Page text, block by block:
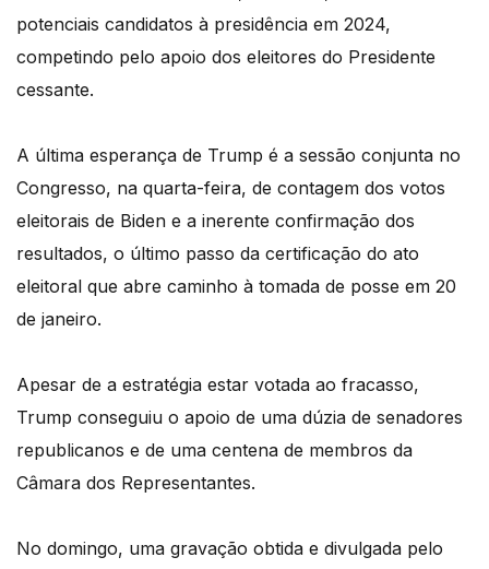
potenciais candidatos à presidência em 2024,
competindo pelo apoio dos eleitores do Presidente
cessante.
A última esperança de Trump é a sessão conjunta no
Congresso, na quarta-feira, de contagem dos votos
eleitorais de Biden e a inerente confirmação dos
resultados, o último passo da certificação do ato
eleitoral que abre caminho à tomada de posse em 20
de janeiro.
Apesar de a estratégia estar votada ao fracasso,
Trump conseguiu o apoio de uma dúzia de senadores
republicanos e de uma centena de membros da
Câmara dos Representantes.
No domingo, uma gravação obtida e divulgada pelo